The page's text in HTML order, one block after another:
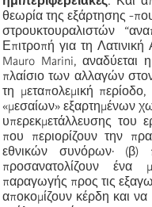
θεωρία της εξάρτησης -
στρουκτουραλιστών
Επιτροπή για τη
Mauro Marini, αναδύεται
πλαίσιο των αλλαγών
τη μεταπολεμική
«μεσαίων» εξαρτημένων
υπερεκμετάλλευσης του
που περιορίζουν την
εθνικών συνόρων· (β)
προσανατολίζουν ένα
παραγωγής προς τις
αποκομίζουν κέρδη και